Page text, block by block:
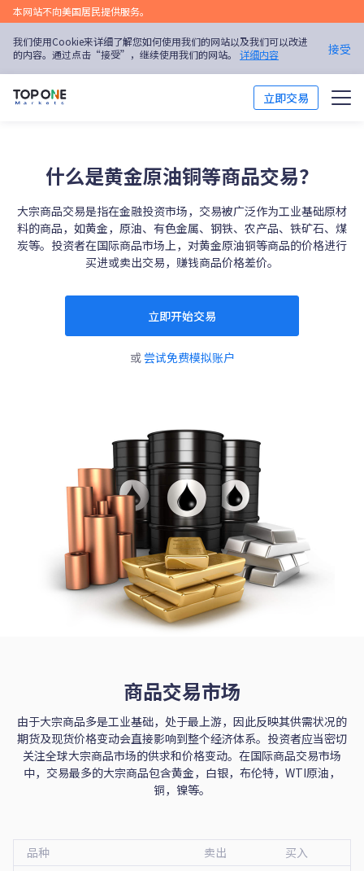
本网站不向美国居民提供服务。
我们使用Cookie来详细了解您如何使用我们的网站以及我们可以改进
的内容。通过点击“接受”，继续使用我们的网站。 详细内容 接受
立即交易
交易平台
市场分析
Trader | Partners
什么是黄金原油铜等商品交易？
大宗商品交易是指在金融投资市场，交易被广泛作为工业基础原材
料的商品，如黄金，原油、有色金属、钢铁、农产品、铁矿石、煤
炭等。投资者在国际商品市场上，对黄金原油铜等商品的价格进行
买进或卖出交易，赚钱商品价格差价。
立即开始交易
或尝试免费模拟账户
商品交易市场
由于大宗商品多是工业基础，处于最上游，因此反映其供需状况的
期货及现货价格变动会直接影响到整个经济体系。投资者应当密切
关注全球大宗商品市场的供求和价格变动。在国际商品交易市场
中，交易最多的大宗商品包含黄金，白银，布伦特，WTI原油，
铜，镍等。
品种 卖出 买入